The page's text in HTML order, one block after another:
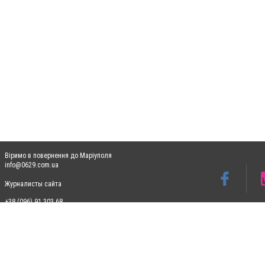
Віримо в повернення до Маріуполя
info@0629.com.ua
Журналисты сайта
+38 (096) 91 303 68